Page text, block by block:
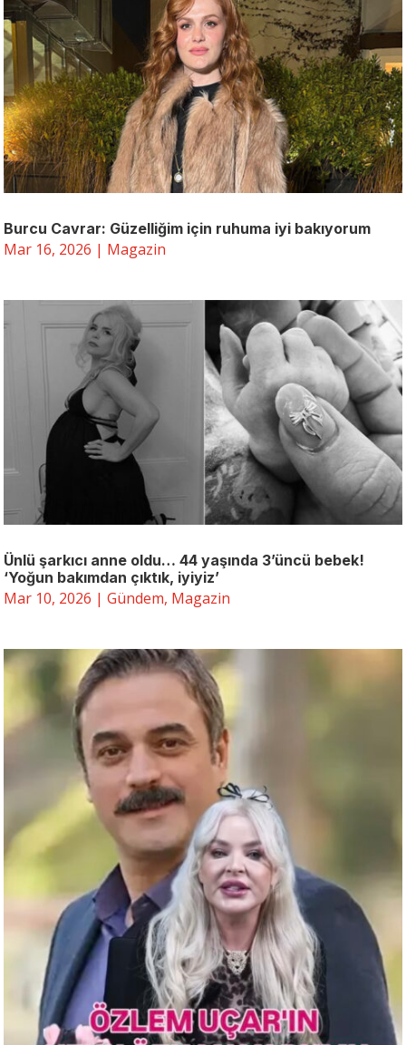
Burcu Cavrar: Güzelliğim için ruhuma iyi bakıyorum
Mar 16, 2026 | Magazin
Ünlü şarkıcı anne oldu… 44 yaşında 3’üncü bebek!
‘Yoğun bakımdan çıktık, iyiyiz’
Mar 10, 2026 | Gündem, Magazin